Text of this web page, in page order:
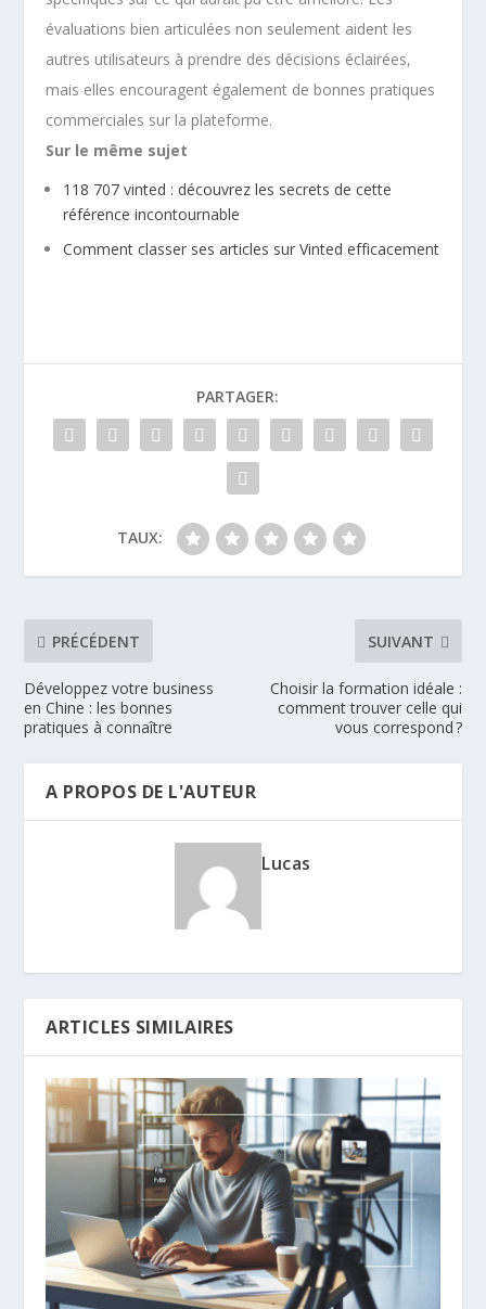
évaluations bien articulées non seulement aident les
autres utilisateurs à prendre des décisions éclairées,
mais elles encouragent également de bonnes pratiques
commerciales sur la plateforme.
Sur le même sujet
118 707 vinted : découvrez les secrets de cette
référence incontournable
Comment classer ses articles sur Vinted efficacement
PARTAGER:
TAUX:
PRÉCÉDENT
Développez votre business
en Chine : les bonnes
pratiques à connaître
SUIVANT
Choisir la formation idéale :
comment trouver celle qui
vous correspond ?
A PROPOS DE L'AUTEUR
Lucas
ARTICLES SIMILAIRES